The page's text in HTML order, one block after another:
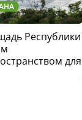
Республики
для